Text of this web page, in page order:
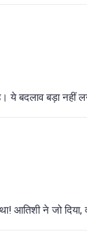
बदलाव बड़ा नहीं
ने जो दिया,